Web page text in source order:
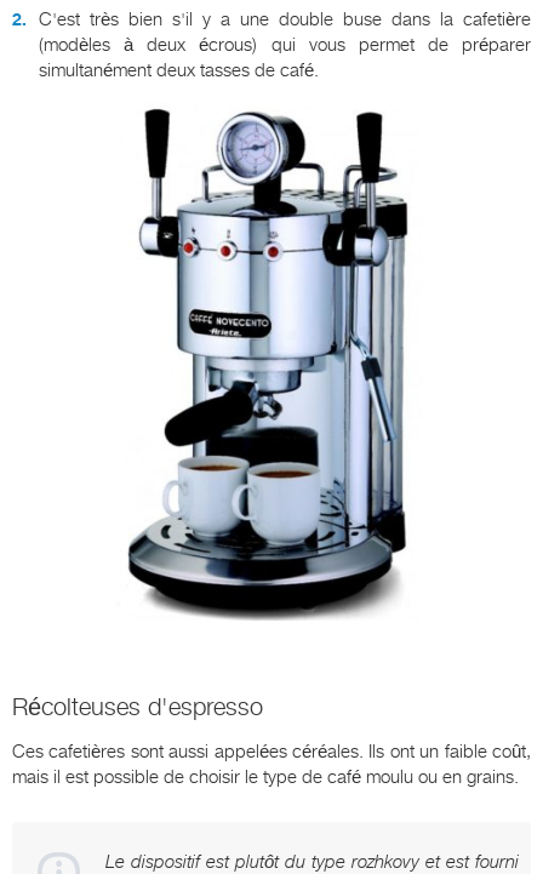
C'est très bien s'il y a une double buse dans la cafetière
(modèles à deux écrous) qui vous permet de préparer
simultanément deux tasses de café.
Récolteuses d'espresso
Ces cafetières sont aussi appelées céréales. Ils ont un faible coût,
mais il est possible de choisir le type de café moulu ou en grains.
Le dispositif est plutôt du type rozhkovy et est fourni